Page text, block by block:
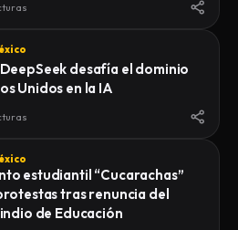
desafía el dominio
Unidos en la IA
estudiantil “Cucarachas”
tras renuncia del
de Educación